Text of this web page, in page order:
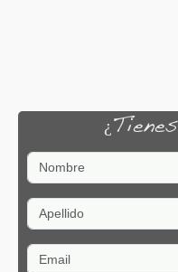
Nombre
Apellido
Email